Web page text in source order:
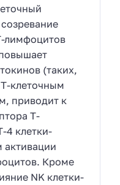
лимфоцитов
(таких,
клеточным
приводит к
Т-
4 клетки-
Кроме
NK клетки-